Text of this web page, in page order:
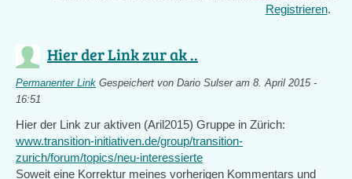
Registrieren.
Hier der Link zur ak ..
Permanenter Link Gespeichert von Dario Sulseram 8. April 2015 -
16:51
Hier der Link zur aktiven (Aril2015) Gruppe in Zürich:
www.transition-initiativen.de/group/transition-
zurich/forum/topics/neu-interessierte
Soweit eine Korrektur meines vorherigen Kommentars und